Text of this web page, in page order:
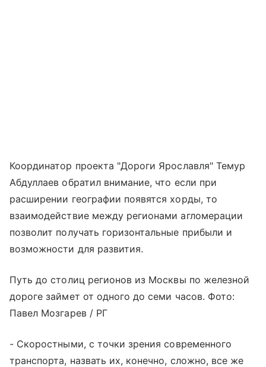
Координатор проекта "Дороги Ярославля" Темур
Абдуллаев обратил внимание, что если при
расширении географии появятся хорды, то
взаимодействие между регионами агломерации
позволит получать горизонтальные прибыли и
возможности для развития.
Путь до столиц регионов из Москвы по железной
дороге займет от одного до семи часов. Фото:
Павел Мозгарев / РГ
- Скоростными, с точки зрения современного
транспорта, назвать их, конечно, сложно, все же